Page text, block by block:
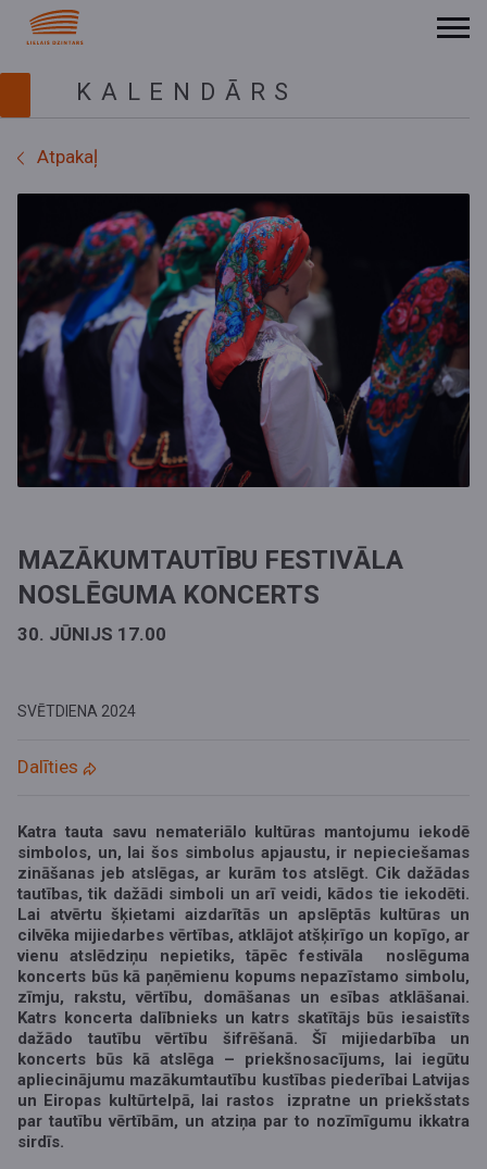
KALENDĀRS
Atpakaļ
MAZĀKUMTAUTĪBU FESTIVĀLA
NOSLĒGUMA KONCERTS
30. JŪNIJS 17.00
SVĒTDIENA 2024
Dalīties
Katra tauta savu nemateriālo kultūras mantojumu iekodē
simbolos, un, lai šos simbolus apjaustu, ir nepieciešamas
zināšanas jeb atslēgas, ar kurām tos atslēgt. Cik dažādas
tautības, tik dažādi simboli un arī veidi, kādos tie iekodēti.
Lai atvērtu šķietami aizdarītās un apslēptās kultūras un
cilvēka mijiedarbes vērtības, atklājot atšķirīgo un kopīgo, ar
vienu atslēdziņu nepietiks, tāpēc festivāla noslēguma
koncerts būs kā paņēmienu kopums nepazīstamo simbolu,
zīmju, rakstu, vērtību, domāšanas un esības atklāšanai.
Katrs koncerta dalībnieks un katrs skatītājs būs iesaistīts
dažādo tautību vērtību šifrēšanā. Šī mijiedarbība un
koncerts būs kā atslēga – priekšnosacījums, lai iegūtu
apliecinājumu mazākumtautību kustības piederībai Latvijas
un Eiropas kultūrtelpā, lai rastos izpratne un priekšstats
par tautību vērtībām, un atziņa par to nozīmīgumu ikkatra
sirdīs.